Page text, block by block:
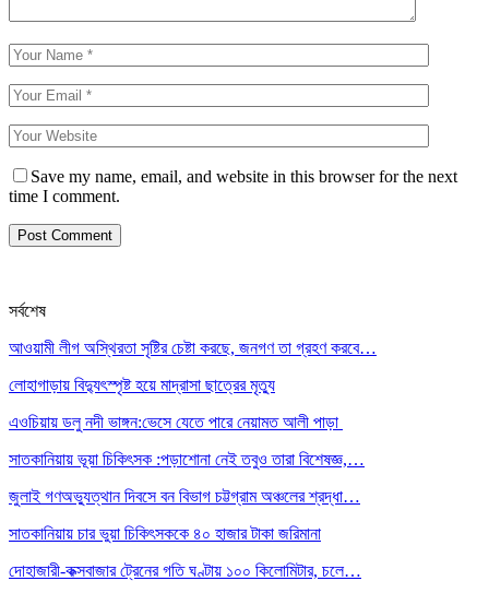
Save my name, email, and website in this browser for the next
time I comment.
সর্বশেষ
আওয়ামী লীগ অস্থিরতা সৃষ্টির চেষ্টা করছে, জনগণ তা গ্রহণ করবে…
লোহাগাড়ায় বিদ্যুৎস্পৃষ্ট হয়ে মাদ্রাসা ছাত্রের মৃত্যু
এওচিয়ায় ডলু নদী ভাঙ্গন:ভেসে যেতে পারে নেয়ামত আলী পাড়া
সাতকানিয়ায় ভূয়া চিকিৎসক :পড়াশোনা নেই তবুও তারা বিশেষজ্ঞ,…
জুলাই গণঅভ্যুত্থান দিবসে বন বিভাগ চট্টগ্রাম অঞ্চলের শ্রদ্ধা…
সাতকানিয়ায় চার ভুয়া চিকিৎসককে ৪০ হাজার টাকা জরিমানা
দোহাজারী-কক্সবাজার ট্রেনের গতি ঘণ্টায় ১০০ কিলোমিটার, চলে…